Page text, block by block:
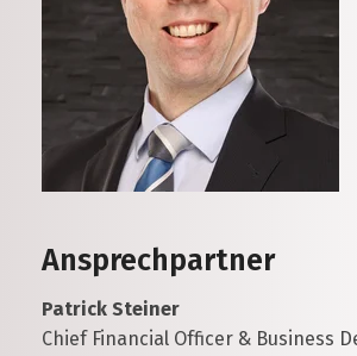
Ansprechpartner
Patrick Steiner
Chief Financial Officer & Business